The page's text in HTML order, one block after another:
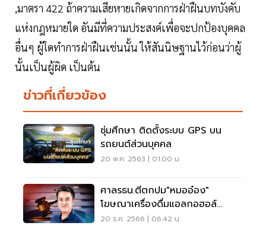
,มาตรา 422 ถ้าความเสียหายเกิดจากการฝ่าฝืนบทบังคับ
แห่งกฎหมายใด อันมีที่ความประสงค์เพื่อจะปกป้องบุคคล
อื่นๆ ผู้ใดทำการฝ่าฝืนเช่นนั้น ให้สันนิษฐานไว้ก่อนว่าผู้
นั้นเป็นผู้ผิด เป็นต้น
ข่าวที่เกี่ยวข้อง
ซุ่มศึกษา ติดตั้งระบบ GPS บน
รถยนต์ส่วนบุคคล
20 พ.ค. 2563 | 01:00 น.
ศาลรธน.ตีตกปม"หมออ๋อง"
โฆษณาเครื่องดื่มแอลกอฮอล์
ละเมิดรัฐธรรมนูญ
20 ธ.ค. 2566 | 06:42 น.